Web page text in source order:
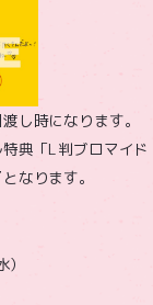
し時になります。
典「L判ブロマイド
なります。